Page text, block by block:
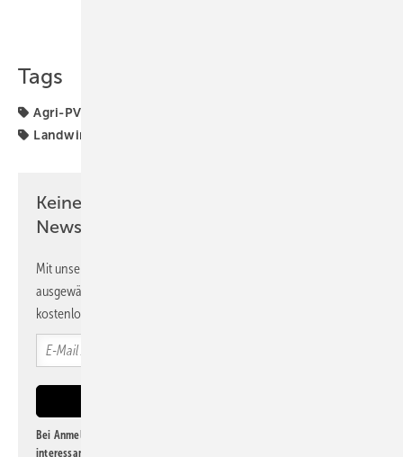
Tags
Agri-PV
Landwirtschaft
Keine Zeit? Kein Problem mit dem PV
Newsletter!
Mit unserem Newsletter erhalten Sie regelmäßig von uns
ausgewählte Informationen und Neuigkeiten, gebündelt und
kostenlos direkt ins Postfach.
Bei Anmeldung zu diesem Newsletter bin ich damit einverstanden, über
interessante Verlags- und Online-Angebote